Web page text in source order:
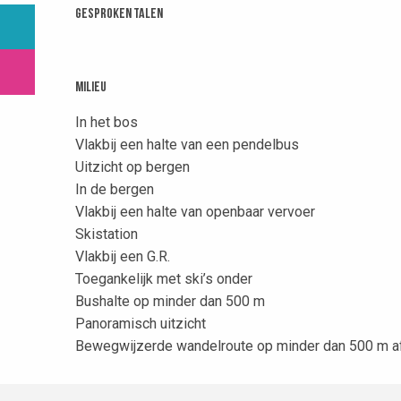
Gesproken talen
Gesproken talen
Milieu
Milieu
In het bos
Vlakbij een halte van een pendelbus
Uitzicht op bergen
In de bergen
Vlakbij een halte van openbaar vervoer
Skistation
Vlakbij een G.R.
Toegankelijk met ski’s onder
Bushalte op minder dan 500 m
Panoramisch uitzicht
Bewegwijzerde wandelroute op minder dan 500 m